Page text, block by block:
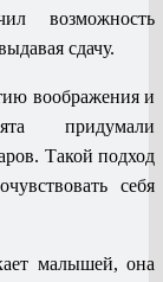
возможность
сдачу.
воображения и
придумали
Такой подход
себя
малышей, она